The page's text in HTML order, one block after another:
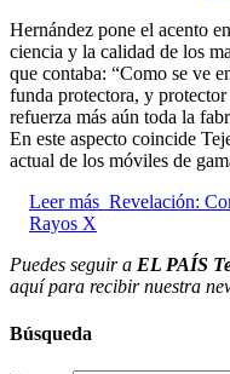
Hernández pone el acento
ciencia y la calidad de los
que contaba: “Como se ve
funda protectora, y
refuerza más aún toda la
En este aspecto coincide
actual de los móviles de
Leer más Revelación:
Rayos X
Puedes seguir a EL PAÍS
aquí para recibir nuestra
Búsqueda